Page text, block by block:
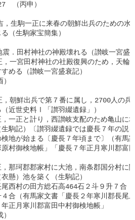
　（丙申）
駒一正に来春の朝鮮出兵のための水
家宝簡集）
田村神社の神殿壊れる（讃岐一宮盛
宮田村神社の社殿復興のため，天輪
讃岐一宮盛衰記）
鮮出兵で第７番に属し，2700人の兵
料Ⅰ「讃羽綴遺録」）
正と計り，西讃岐支配のため亀山に城
讃羽綴遺録では慶長７年の説を
が始まる〔慶長７年頃まで〕（有馬家
帳」「慶長７年正月寒川郡富田
珂郡郡家村に大池，南条郡国分村に関
を築く（生駒記）
村の田方総石高464石２斗９升７合，
家文書「慶長２年寒川郡長尾庄
郡富田中村御検地帳」